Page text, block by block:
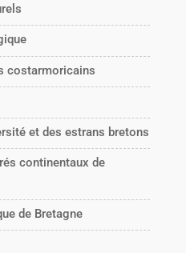
costarmoricains
et des estrans bretons
continentaux de
de Bretagne